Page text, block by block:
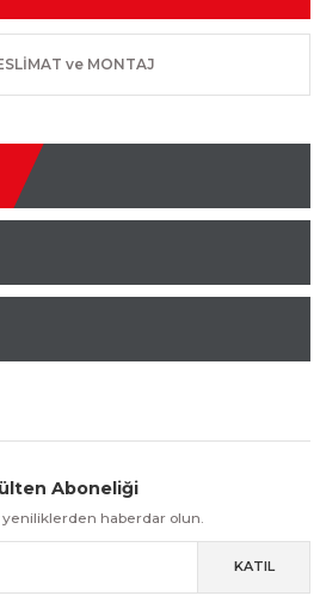
ve MONTAJ
Değişim Güvenli Alışveriş
İle Alışveriş Kolay İade & Değişim
Aboneliği
haberdar olun.
KATIL